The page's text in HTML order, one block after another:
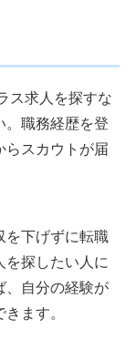
ス求人を探すな
。職務経歴を登
らスカウトが届
を下げずに転職
を探したい人に
、自分の経験が
ます。